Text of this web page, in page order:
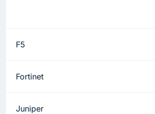
F5
Fortinet
Juniper